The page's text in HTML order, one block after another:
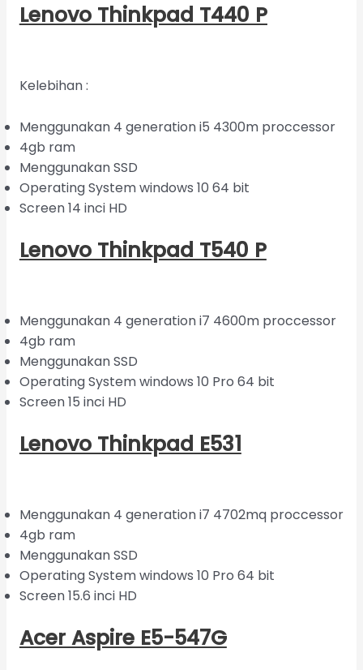
Lenovo Thinkpad T440 P
Kelebihan :
Menggunakan 4 generation i5 4300m proccessor
4gb ram
Menggunakan SSD
Operating System windows 10 64 bit
Screen 14 inci HD
Lenovo Thinkpad T540 P
Menggunakan 4 generation i7 4600m proccessor
4gb ram
Menggunakan SSD
Operating System windows 10 Pro 64 bit
Screen 15 inci HD
Lenovo Thinkpad E531
Menggunakan 4 generation i7 4702mq proccessor
4gb ram
Menggunakan SSD
Operating System windows 10 Pro 64 bit
Screen 15.6 inci HD
Acer Aspire E5-547G